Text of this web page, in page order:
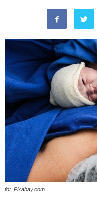
fot. Pixabay.com